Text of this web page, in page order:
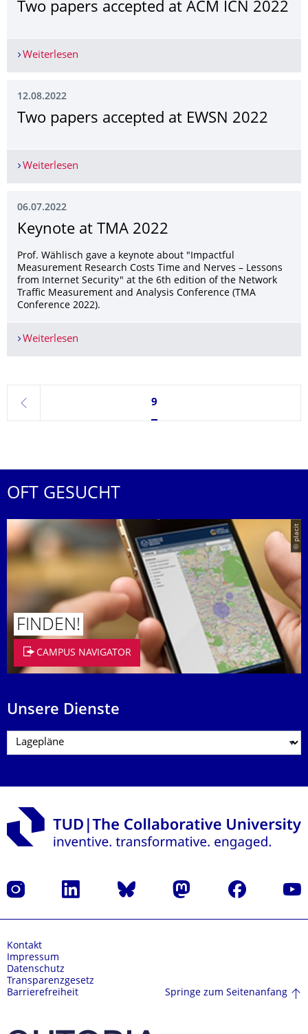
Two papers accepted at ACM ICN 2022
Weiterlesen
12.08.2022
Two papers accepted at EWSN 2022
Weiterlesen
06.07.2022
Keynote at TMA 2022
Prof. Wählisch gave a keynote about "Impactful
Measurement Research Costs Time and Nerves – Lessons
from Internet Security" at the 6th edition of the Network
Traffic Measurement and Analysis Conference (TMA
Conference 2022).
Weiterlesen
zurück
Seite 9, aktuell ausgewählt
9
OFT GESUCHT
© placit
FINDEN!
CAMPUS NAVIGATOR
Unsere Dienste
Instagram LinkedIn Bluesky Mastodon Facebook
Kontakt
Impressum
Datenschutz
Transparenzgesetz
Barrierefreiheit
Springe zum Seitenanfang